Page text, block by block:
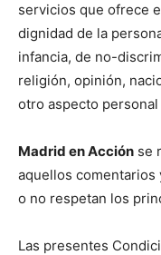
servicios que ofrece
dignidad de la
infancia, de no-
religión, opinión,
otro aspecto personal
Madrid en Acción se
aquellos
o no respetan los
Las presentes